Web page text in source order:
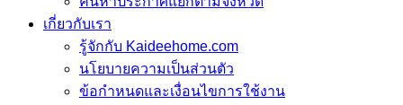
เกี่ยวกับเรา
รู้จักกับ Kaideehome.com
นโยบายความเป็นส่วนตัว
ข้อกำหนดและเงื่อนไขการใช้งาน